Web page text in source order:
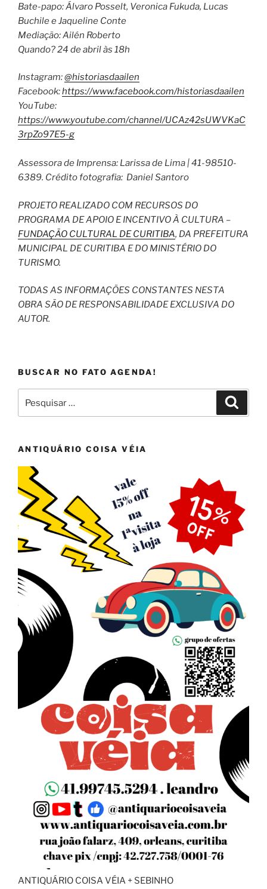
Bate-papo: Álvaro Posselt, Veronica Fukuda, Lucas
Buchile e Jaqueline Conte
Mediação: Ailén Roberto
Quando? 24 de abril às 18h
Instagram:@historiasdaailen
Facebook:https://www.facebook.com/historiasdaailen
YouTube:
https://www.youtube.com/channel/UCAz42sUWVKaC
3rpZo97E5-g
Assessora de Imprensa: Larissa de Lima | 41-98510-
6389. Crédito fotografia: Daniel Santoro
PROJETO REALIZADO COM RECURSOS DO
PROGRAMA DE APOIO E INCENTIVO À CULTURA –
FUNDAÇÃO CULTURAL DE CURITIBA, DA PREFEITURA
MUNICIPAL DE CURITIBA E DO MINISTÉRIO DO
TURISMO.
TODAS AS INFORMAÇÕES CONSTANTES NESTA
OBRA SÃO DE RESPONSABILIDADE EXCLUSIVA DO
AUTOR.
BUSCAR NO FATO AGENDA!
por:
ANTIQUÁRIO COISA VÉIA
ANTIQUÁRIO COISA VÉIA + SEBINHO